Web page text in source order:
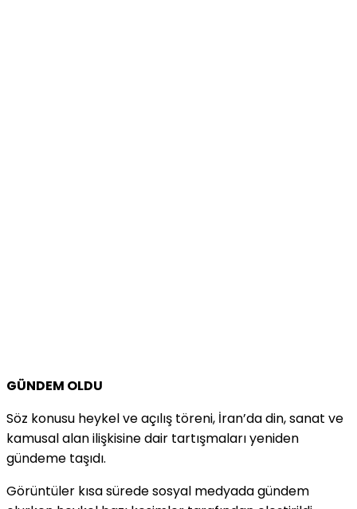
GÜNDEM OLDU
Söz konusu heykel ve açılış töreni, İran’da din, sanat ve
kamusal alan ilişkisine dair tartışmaları yeniden
gündeme taşıdı.
Görüntüler kısa sürede sosyal medyada gündem